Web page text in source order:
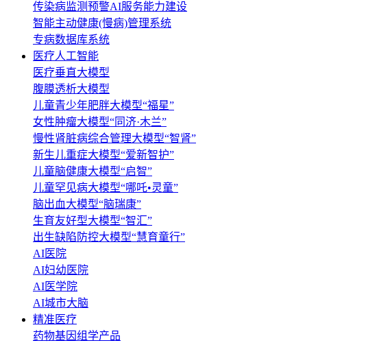
传染病监测预警AI服务能力建设
智能主动健康(慢病)管理系统
专病数据库系统
医疗人工智能
医疗垂直大模型
腹膜透析大模型
儿童青少年肥胖大模型“福星”
女性肿瘤大模型“同济·木兰”
慢性肾脏病综合管理大模型“智肾”
新生儿重症大模型“爱新智护”
儿童脑健康大模型“启智”
儿童罕见病大模型“哪吒•灵童”
脑出血大模型“脑瑞康”
生育友好型大模型“智汇”
出生缺陷防控大模型“慧育童行”
AI医院
AI妇幼医院
AI医学院
AI城市大脑
精准医疗
药物基因组学产品